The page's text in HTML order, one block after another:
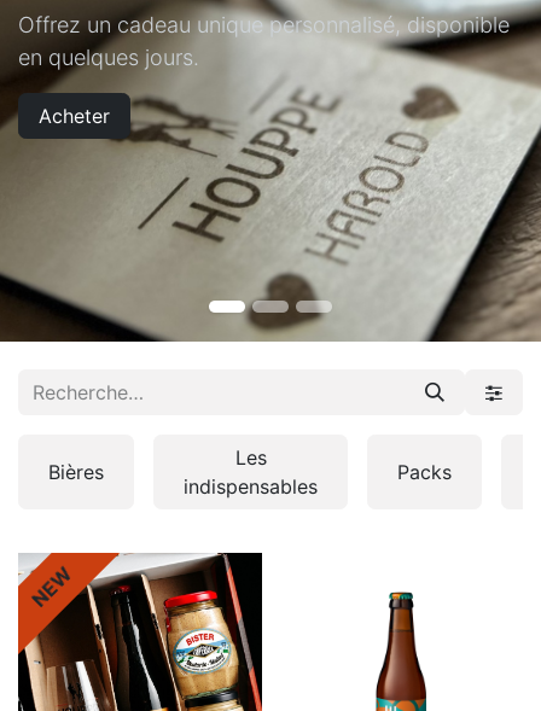
Offrez un cadeau unique personnalisé, disponible
en quelques jours.
Acheter
Bières
Les
indispensables
Packs
NEW